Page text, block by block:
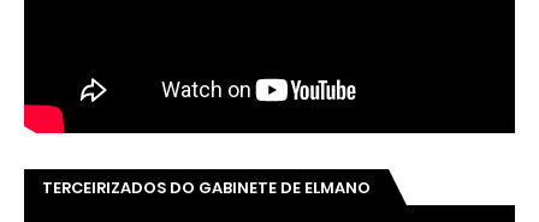
TERCEIRIZADOS DO GABINETE DE ELMANO